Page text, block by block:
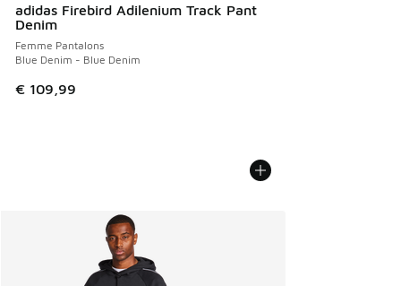
adidas Firebird Adilenium Track Pant
Denim
Femme Pantalons
Blue Denim - Blue Denim
€ 109,99